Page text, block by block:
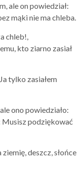
ale on powiedział:
mąki nie ma chleba.
chleb!,
kto ziarno zasiał
tylko zasiałem
ono powiedziało:
Musisz podziękować
deszcz, słońce